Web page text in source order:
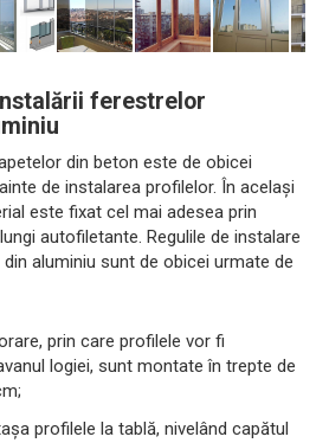
ferestrelor
din beton este de obicei
de instalarea profilelor. În același
este fixat cel mai adesea prin
autofiletante. Regulile de instalare
aluminiu sunt de obicei urmate de
prin care profilele vor fi
logiei, sunt montate în trepte de
profilele la tablă, nivelând capătul